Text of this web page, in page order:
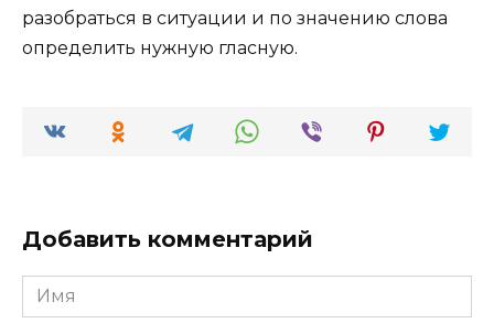
разобраться в ситуации и по значению слова
определить нужную гласную.
Добавить комментарий
Имя
*